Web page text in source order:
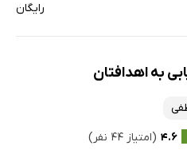
رایگان
به اهدافتان
۴.۶ (امتیاز ۴۴ نفر)